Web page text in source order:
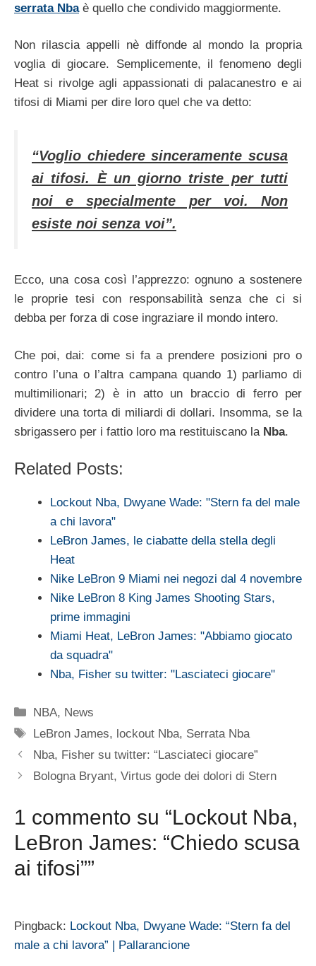
serrata Nbaè quello che condivido maggiormente.
Non rilascia appelli nè diffonde al mondo la propria
voglia di giocare. Semplicemente, il fenomeno degli
Heat si rivolge agli appassionati di palacanestro e ai
tifosi di Miami per dire loro quel che va detto:
“Voglio chiedere sinceramente scusa
ai tifosi. È un giorno triste per tutti
noi e specialmente per voi. Non
esiste noi senza voi”.
Ecco, una cosa così l’apprezzo: ognuno a sostenere
le proprie tesi con responsabilità senza che ci si
debba per forza di cose ingraziare il mondo intero.
Che poi, dai: come si fa a prendere posizioni pro o
contro l’una o l’altra campana quando 1) parliamo di
multimilionari; 2) è in atto un braccio di ferro per
dividere una torta di miliardi di dollari. Insomma, se la
sbrigassero per i fattio loro ma restituiscano la Nba.
Related Posts:
Lockout Nba, Dwyane Wade: "Stern fa del male
a chi lavora"
LeBron James, le ciabatte della stella degli
Heat
Nike LeBron 9 Miami nei negozi dal 4 novembre
Nike LeBron 8 King James Shooting Stars,
prime immagini
Miami Heat, LeBron James: "Abbiamo giocato
da squadra"
Nba, Fisher su twitter: "Lasciateci giocare"
Categorie
NBA, News
Tag
LeBron James, lockout Nba, Serrata Nba
Nba, Fisher su twitter: “Lasciateci giocare”
Bologna Bryant, Virtus gode dei dolori di Stern
1 commento su “Lockout Nba,
LeBron James: “Chiedo scusa
ai tifosi””
Pingback: Lockout Nba, Dwyane Wade: “Stern fa del
male a chi lavora” | Pallarancione